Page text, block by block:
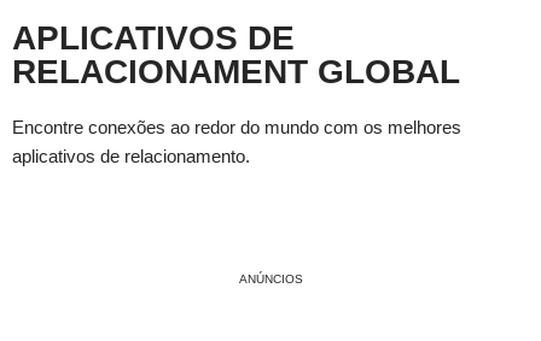
APLICATIVOS DE
RELACIONAMENT GLOBAL
Encontre conexões ao redor do mundo com os melhores
aplicativos de relacionamento.
ANÚNCIOS